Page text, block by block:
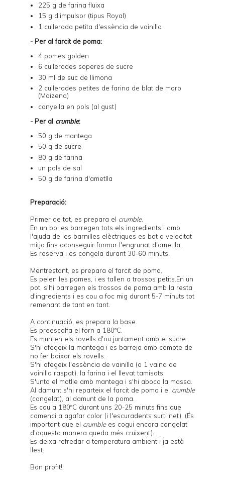
225 g de farina fluixa
15 g d'impulsor (tipus Royal)
1 cullerada petita d'essència de vainilla
- Per al farcit de poma:
4 pomes golden
6 cullerades soperes de sucre
30 ml de suc de llimona
2 cullerades petites de farina de blat de moro
(Maizena)
canyella en pols (al gust)
- Per al crumble:
50 g de mantega
50 g de sucre
80 g de farina
un pols de sal
50 g de farina d'ametlla
Preparació:
Primer de tot, es prepara el crumble.
En un bol es barregen tots els ingredients i amb
l'ajuda de les barnilles elèctriques es bat a velocitat
mitja fins aconseguir formar l'engrunat d'ametlla.
Es reserva i es congela durant 30-60 minuts.
Mentrestant, es prepara el farcit de poma.
Es pelen les pomes, i es tallen a trossos petits.En un
pot, s'hi barregen els trossos de poma amb la resta
d'ingredients i es cou a foc mig durant 5-7 minuts tot
remenant de tant en tant.
A continuació, es prepara la base.
Es preescalfa el forn a 180ºC.
Es munten els rovells d'ou juntament amb el sucre.
S'hi afegeix la mantega i es barreja amb compte de
no fer baixar els rovells.
S'hi afegeix l'essència de vainilla (o 1 vaina de
vainilla raspat), la farina i el llevat tamisats.
S'unta el motlle amb mantega i s'hi aboca la massa.
Al damunt s'hi reparteix el farcit de poma i el crumble
(congelat), al damunt de la poma.
Es cou a 180ºC durant uns 20-25 minuts fins que
comenci a agafar color (i l'escuradents surti net). (És
important que el crumblees cogui encara congelat
d'aquesta manera queda més cruixent).
Es deixa refredar a temperatura ambient i ja està
llest.
Bon profit!